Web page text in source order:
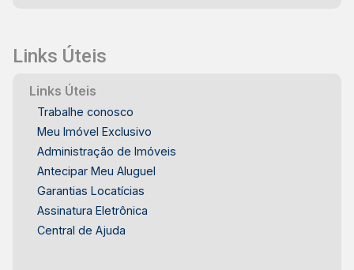
Arquitetura autoral com identidade
preservando conforto e privacidade - Projeto
pensado para uso familiar e recepção de
convidados - Alto potencial de valorização
imobiliária Agende hoje mesmo sua visita com
especialista Frias Neto!
Links Úteis
Links Úteis
Trabalhe conosco
Meu Imóvel Exclusivo
Administração de Imóveis
Antecipar Meu Aluguel
Garantias Locatícias
Assinatura Eletrônica
Central de Ajuda